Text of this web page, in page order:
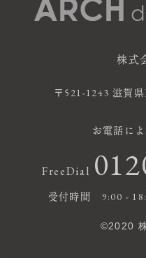
株式
〒521-1243 滋賀
お電話に
FreeDial
受付時間 9:00 -
©2020